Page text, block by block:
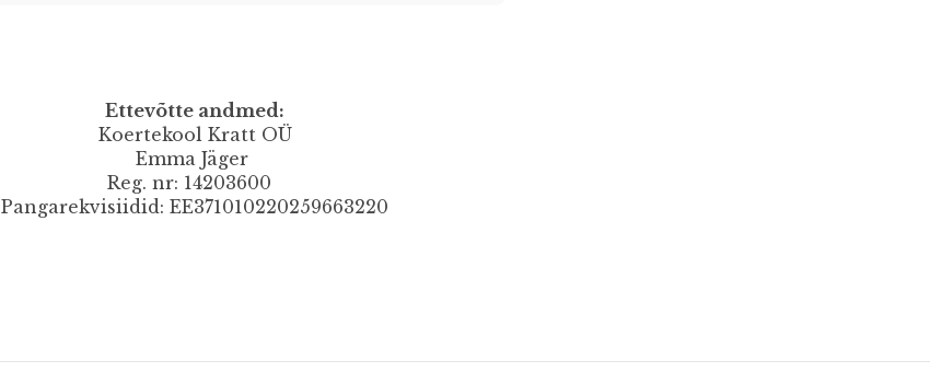
Ettevõtte andmed:
Koertekool Kratt OÜ
Emma Jäger
Reg. nr: 14203600
Pangarekvisiidid: EE371010220259663220